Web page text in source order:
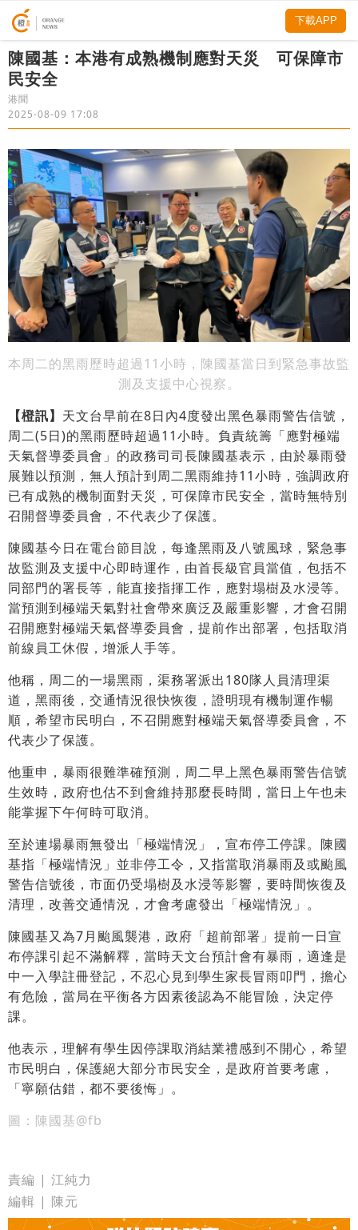
陳國基：本港有成熟機制應對天災 可保障市
民安全
港聞
2025-08-09 17:08
本周二的黑雨歷時超過11小時，陳國基當日到緊急事故監
測及支援中心視察。
【橙訊】 天文台早前在8日內4度發出黑色暴雨警告信號，
周二(5日)的黑雨歷時超過11小時。負責統籌「應對極端
天氣督導委員會」的政務司司長陳國基表示，由於暴雨發
展難以預測，無人預計到周二黑雨維持11小時，強調政府
已有成熟的機制面對天災，可保障市民安全，當時無特別
召開督導委員會，不代表少了保護。
陳國基今日在電台節目說，每逢黑雨及八號風球，緊急事
故監測及支援中心即時運作，由首長級官員當值，包括不
同部門的署長等，能直接指揮工作，應對塌樹及水浸等。
當預測到極端天氣對社會帶來廣泛及嚴重影響，才會召開
召開應對極端天氣督導委員會，提前作出部署，包括取消
前線員工休假，增派人手等。
他稱，周二的一場黑雨，渠務署派出180隊人員清理渠
道，黑雨後，交通情況很快恢復，證明現有機制運作暢
順，希望市民明白，不召開應對極端天氣督導委員會，不
代表少了保護。
他重申，暴雨很難準確預測，周二早上黑色暴雨警告信號
生效時，政府也估不到會維持那麼長時間，當日上午也未
能掌握下午何時可取消。
至於連場暴雨無發出「極端情況」，宣布停工停課。陳國
基指「極端情況」並非停工令，又指當取消暴雨及或颱風
警告信號後，市面仍受塌樹及水浸等影響，要時間恢復及
清理，改善交通情況，才會考慮發出「極端情況」。
陳國基又為7月颱風襲港，政府「超前部署」提前一日宣
布停課引起不滿解釋，當時天文台預計會有暴雨，適逢是
中一入學註冊登記，不忍心見到學生家長冒雨叩門，擔心
有危險，當局在平衡各方因素後認為不能冒險，決定停
課。
他表示，理解有學生因停課取消結業禮感到不開心，希望
市民明白，保護絕大部分市民安全，是政府首要考慮，
「寧願估錯，都不要後悔」。
圖：陳國基@fb
責編 | 江純力
編輯 | 陳元
下載APP